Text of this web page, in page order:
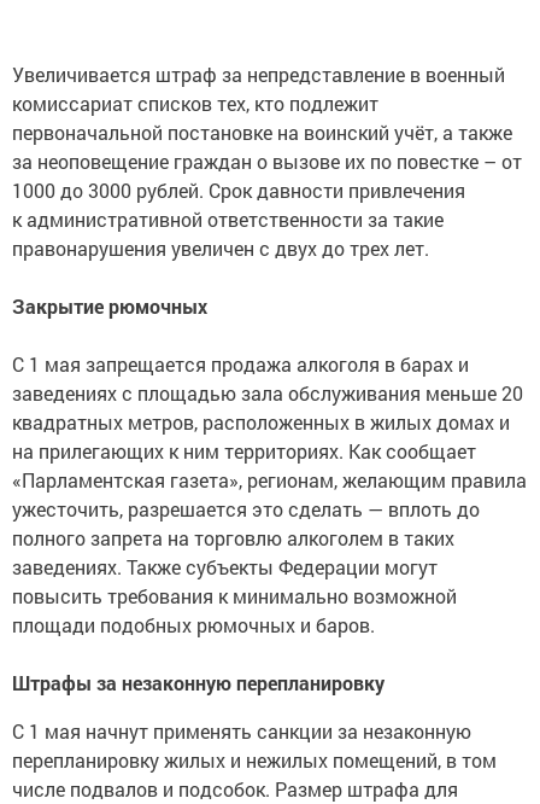
Увеличивается штраф за непредставление в военный
комиссариат списков тех, кто подлежит
первоначальной постановке на воинский учёт, а также
за неоповещение граждан о вызове их по повестке – от
1000 до 3000 рублей. Срок давности привлечения
к административной ответственности за такие
правонарушения увеличен с двух до трех лет.
Закрытие рюмочных
С 1 мая запрещается продажа алкоголя в барах и
заведениях с площадью зала обслуживания меньше 20
квадратных метров, расположенных в жилых домах и
на прилегающих к ним территориях. Как сообщает
«Парламентская газета», регионам, желающим правила
ужесточить, разрешается это сделать — вплоть до
полного запрета на торговлю алкоголем в таких
заведениях. Также субъекты Федерации могут
повысить требования к минимально возможной
площади подобных рюмочных и баров.
Штрафы за незаконную перепланировку
С 1 мая начнут применять санкции за незаконную
перепланировку жилых и нежилых помещений, в том
числе подвалов и подсобок. Размер штрафа для